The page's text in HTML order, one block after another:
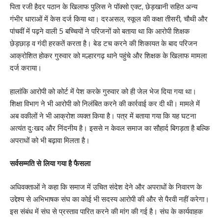
पिता रजी हैदर पठान के खिलाफ पुलिस ने पॉक्सो एक्ट, छेड़खानी सहित अन्य
गंभीर धाराओं में केस दर्ज किया था। दरअसल, स्कूल की कक्षा तीसरी, चौथी और
पांचवीं में पढ़ने वाली 5 बच्चियों ने परिजनों को बताया था कि आरोपी शिक्षक
छेड़छाड़ व गंदी हरकतें करता है। बेड टच करने की शिकायत के बाद परिजन
आक्रोशित होकर गुरुवार को मल्हारगढ़ थाने पहुंचे और शिक्षक के खिलाफ मामला
दर्ज कराया।
हालांकि आरोपी को कोर्ट में पेश करके गुरुवार को ही जेल भेज दिया गया था।
शिक्षा विभाग ने भी आरोपी को निलंबित करने की कार्रवाई कर दी थी। मामले में
अब वकीलों ने भी आक्रोश व्यक्त किया है। पत्र में बताया गया कि यह घटना
अत्यंत दुःखद और निंदनीय है। इससे न केवल समाज का सौहार्द बिगड़ता है बल्कि
अपराधों को भी बढ़ावा मिलता है।
सर्वसम्मति से लिया गया है फैसला
अधिवक्ताओं ने कहा कि समाज में उचित संदेश देने और अपराधों के निवारण के
उद्देश्य से अभिभाषक संघ का कोई भी सदस्य आरोपी की और से पैरवी नहीं करेगा।
इस संबंध में संघ से प्रस्ताव पारित करने की मांग की गई है। संघ के कार्यवाहक